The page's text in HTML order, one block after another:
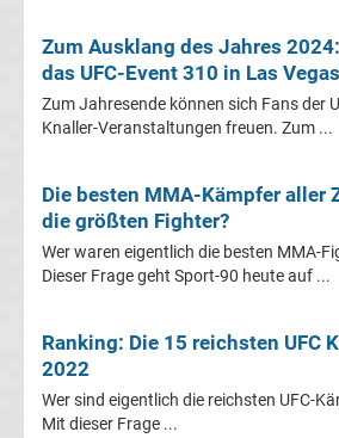
Tabellen
Ergebnisse
International:
Liga
Ergebnisse
Zum Ausklang des Jahres
das UFC-Event 310 in Las
Zum Jahresende können sich Fans der
Knaller-Veranstaltungen freuen. Zum ...
Die besten MMA-Kämpfer aller
die größten Fighter?
Wer waren eigentlich die besten MMA-
Dieser Frage geht Sport-90 heute auf ...
Ranking: Die 15 reichsten UFC
2022
Wer sind eigentlich die reichsten UFC-
Mit dieser Frage ...